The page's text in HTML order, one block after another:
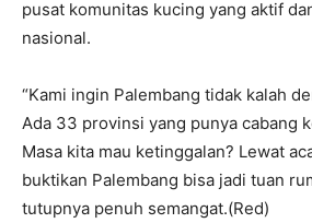
pusat komunitas kucing yang aktif
nasional.
“Kami ingin Palembang tidak kalah
Ada 33 provinsi yang punya cabang
Masa kita mau ketinggalan? Lewat
buktikan Palembang bisa jadi tuan
tutupnya penuh semangat.(Red)